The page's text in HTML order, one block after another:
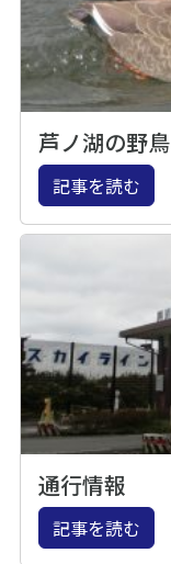
芦ノ湖の野鳥
記事を読む
通行情報
記事を読む